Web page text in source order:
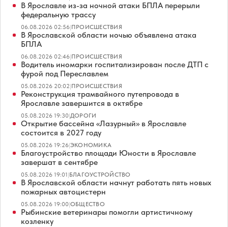
В Ярославле из-за ночной атаки БПЛА перерыли
федеральную трассу
06.08.2026 02:56|ПРОИСШЕСТВИЯ
В Ярославской области ночью объявлена атака
БПЛА
06.08.2026 02:46|ПРОИСШЕСТВИЯ
Водитель иномарки госпитализирован после ДТП с
фурой под Переславлем
05.08.2026 20:02|ПРОИСШЕСТВИЯ
Реконструкция трамвайного путепровода в
Ярославле завершится в октябре
05.08.2026 19:30|ДОРОГИ
Открытие бассейна «Лазурный» в Ярославле
состоится в 2027 году
05.08.2026 19:26|ЭКОНОМИКА
Благоустройство площади Юности в Ярославле
завершат в сентябре
05.08.2026 19:01|БЛАГОУСТРОЙСТВО
В Ярославской области начнут работать пять новых
пожарных автоцистерн
05.08.2026 19:00|ОБЩЕСТВО
Рыбинские ветеринары помогли артистичному
козленку